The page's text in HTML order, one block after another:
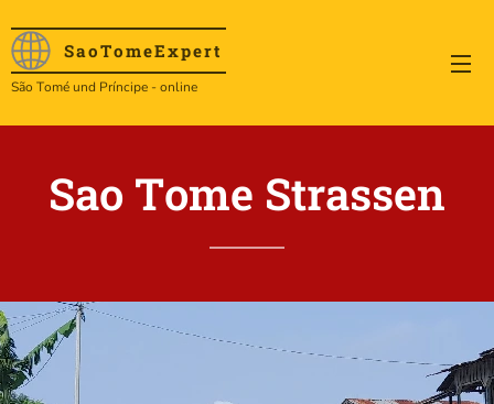
SaoTomeExpert
São Tomé und Príncipe - online
Sao Tome Strassen
.